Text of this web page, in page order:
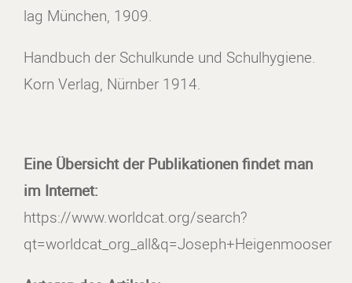
lag München, 1909.
Handbuch der Schulkunde und Schulhygiene.
Korn Verlag, Nürnber 1914.
Eine Übersicht der Publikationen findet man
im Internet:
https://www.worldcat.org/search?
qt=worldcat_org_all&q=Joseph+Heigenmooser